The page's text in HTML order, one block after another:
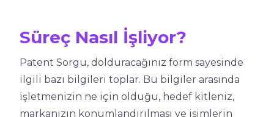
Süreç Nasıl İşliyor?
Patent Sorgu, dolduracağınız form sayesinde
ilgili bazı bilgileri toplar. Bu bilgiler arasında
işletmenizin ne için olduğu, hedef kitleniz,
markanızın konumlandırılması ve isimlerin